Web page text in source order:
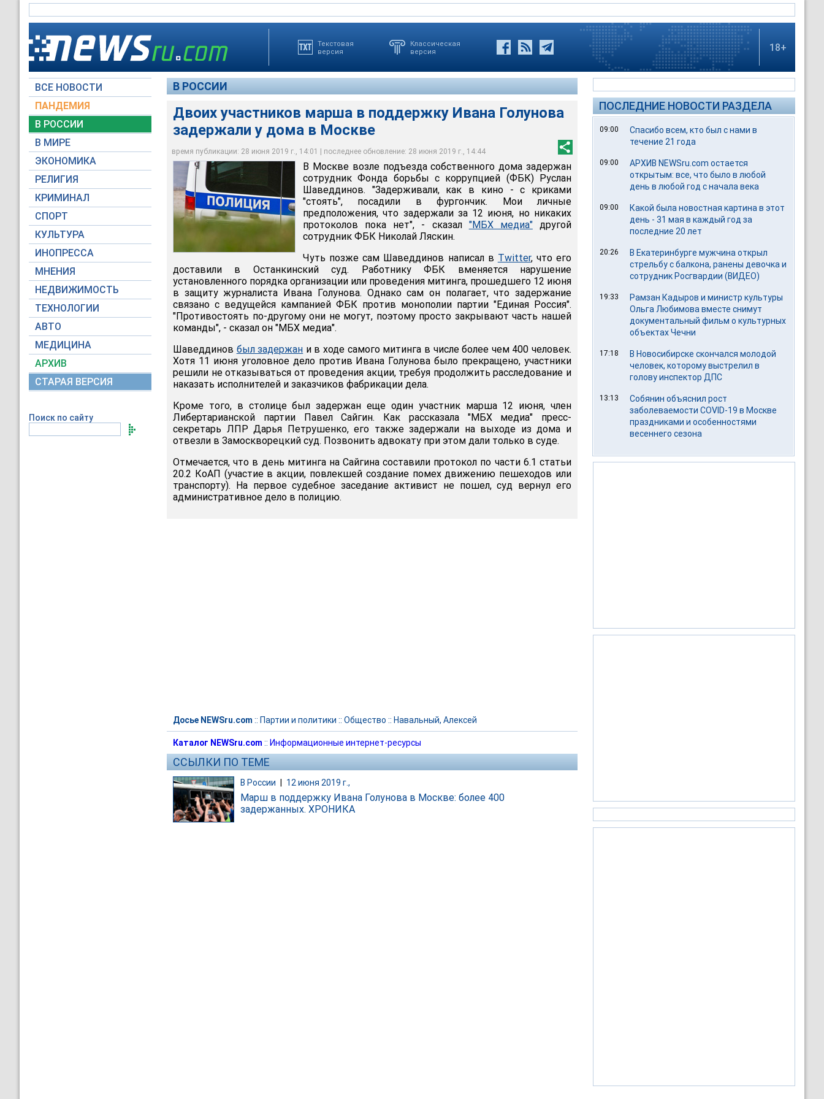
Текстовая
версия
Классическая
версия
18+
ВСЕ НОВОСТИ
ПАНДЕМИЯ
В РОССИИ
В МИРЕ
ЭКОНОМИКА
РЕЛИГИЯ
КРИМИНАЛ
СПОРТ
КУЛЬТУРА
ИНОПРЕССА
МНЕНИЯ
НЕДВИЖИМОСТЬ
ТЕХНОЛОГИИ
АВТО
МЕДИЦИНА
АРХИВ
СТАРАЯ ВЕРСИЯ
Поиск по сайту
В РОССИИ
Двоих участников марша в поддержку Ивана Голунова
задержали у дома в Москве
время публикации: 28 июня 2019 г., 14:01 | последнее обновление: 28 июня 2019 г., 14:44
Двоих участников марша в поддержку Ивана Голунова задержали у дома в Москве
Moscow-Live.ru
В Москве возле подъезда собственного дома задержан
сотрудник Фонда борьбы с коррупцией (ФБК) Руслан
Шаведдинов. "Задерживали, как в кино - с криками
"стоять", посадили в фургончик. Мои личные
предположения, что задержали за 12 июня, но никаких
протоколов пока нет", - сказал "МБХ медиа"другой
сотрудник ФБК Николай Ляскин.
Чуть позже сам Шаведдинов написал в Twitter, что его
доставили в Останкинский суд. Работнику ФБК вменяется нарушение
установленного порядка организации или проведения митинга, прошедшего 12 июня
в защиту журналиста Ивана Голунова. Однако сам он полагает, что задержание
связано с ведущейся кампанией ФБК против монополии партии "Единая Россия".
"Противостоять по-другому они не могут, поэтому просто закрывают часть нашей
команды", - сказал он "МБХ медиа".
Шаведдинов был задержан и в ходе самого митинга в числе более чем 400 человек.
Хотя 11 июня уголовное дело против Ивана Голунова было прекращено, участники
решили не отказываться от проведения акции, требуя продолжить расследование и
наказать исполнителей и заказчиков фабрикации дела.
Кроме того, в столице был задержан еще один участник марша 12 июня, член
Либертарианской партии Павел Сайгин. Как рассказала "МБХ медиа" пресс-
секретарь ЛПР Дарья Петрушенко, его также задержали на выходе из дома и
отвезли в Замоскворецкий суд. Позвонить адвокату при этом дали только в суде.
Отмечается, что в день митинга на Сайгина составили протокол по части 6.1 статьи
20.2 КоАП (участие в акции, повлекшей создание помех движению пешеходов или
транспорту). На первое судебное заседание активист не пошел, суд вернул его
административное дело в полицию.
Досье NEWSru.com :: Партии и политики :: Общество :: Навальный, Алексей
Каталог NEWSru.com :: Информационные интернет-ресурсы
ССЫЛКИ ПО ТЕМЕ
В России 12 июня 2019 г.,
Марш в поддержку Ивана Голунова в Москве: более 400
задержанных. ХРОНИКА
ПОСЛЕДНИЕ НОВОСТИ РАЗДЕЛА
09:00
Спасибо всем, кто был с нами в
течение 21 года
09:00
АРХИВ NEWSru.com остается
открытым: все, что было в любой
день в любой год с начала века
09:00
Какой была новостная картина в этот
день - 31 мая в каждый год за
последние 20 лет
20:26
В Екатеринбурге мужчина открыл
стрельбу с балкона, ранены девочка и
сотрудник Росгвардии (ВИДЕО)
19:33
Рамзан Кадыров и министр культуры
Ольга Любимова вместе снимут
документальный фильм о культурных
объектах Чечни
17:18
В Новосибирске скончался молодой
человек, которому выстрелил в
голову инспектор ДПС
13:13
Собянин объяснил рост
заболеваемости COVID-19 в Москве
праздниками и особенностями
весеннего сезона